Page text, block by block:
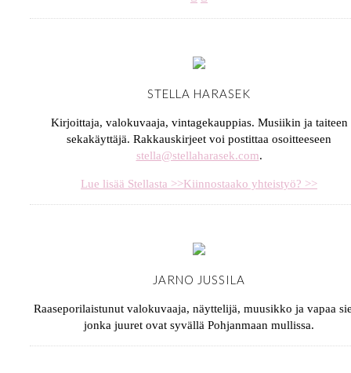
STELLA HARASEK
Kirjoittaja, valokuvaaja, vintagekauppias. Musiikin ja taiteen
sekakäyttäjä. Rakkauskirjeet voi postittaa osoitteeseen
stella@stellaharasek.com.
Lue lisää Stellasta >>Kiinnostaako yhteistyö? >>
JARNO JUSSILA
Raaseporilaistunut valokuvaaja, näyttelijä, muusikko ja vapaa
jonka juuret ovat syvällä Pohjanmaan mullissa.